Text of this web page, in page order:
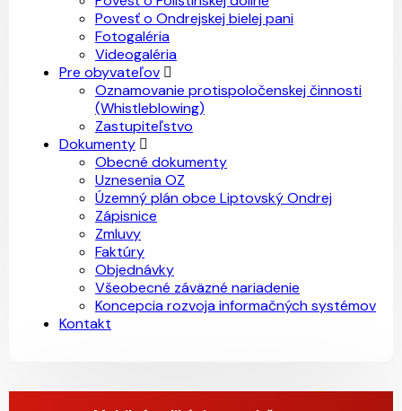
Povesť o Ondrejskej bielej pani
Fotogaléria
Videogaléria
Pre obyvateľov
Oznamovanie protispoločenskej činnosti
(Whistleblowing)
Zastupiteľstvo
Dokumenty
Obecné dokumenty
Uznesenia OZ
Územný plán obce Liptovský Ondrej
Zápisnice
Zmluvy
Faktúry
Objednávky
Všeobecné záväzné nariadenie
Koncepcia rozvoja informačných systémov
Kontakt